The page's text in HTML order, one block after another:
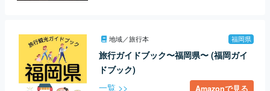
地域／旅行本 福岡県
旅行ガイドブック〜福岡県〜 (福岡ガイ
ドブック)
一覧 >> Amazonで見る